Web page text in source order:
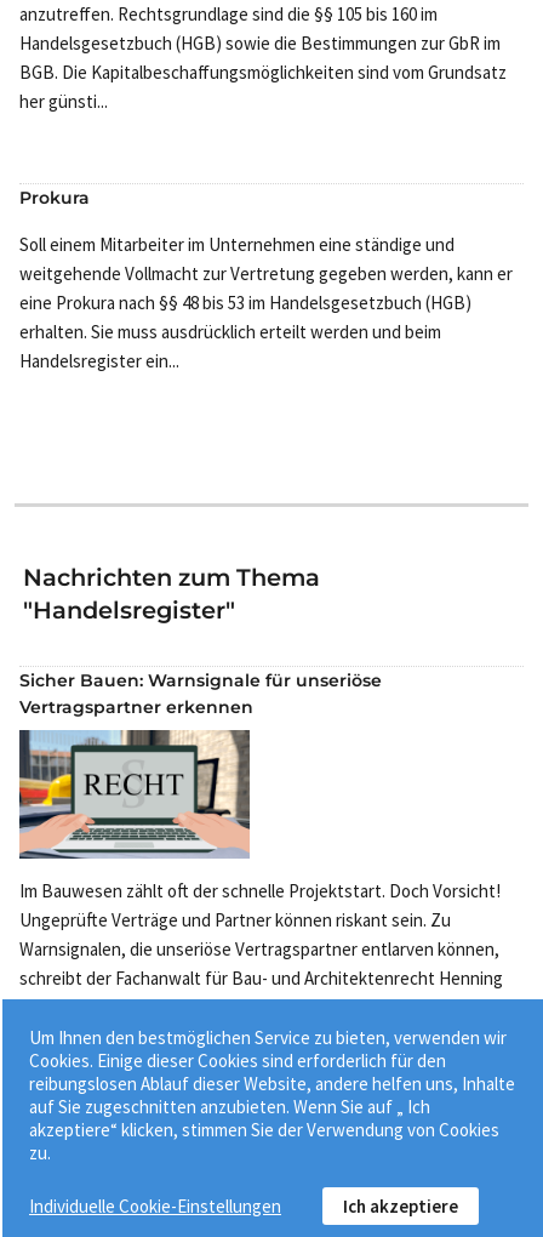
anzutreffen. Rechtsgrundlage sind die §§ 105 bis 160 im
Handelsgesetzbuch (HGB) sowie die Bestimmungen zur GbR im
BGB. Die Kapitalbeschaffungsmöglichkeiten sind vom Grundsatz
her günsti...
Prokura
Soll einem Mitarbeiter im Unternehmen eine ständige und
weitgehende Vollmacht zur Vertretung gegeben werden, kann er
eine Prokura nach §§ 48 bis 53 im Handelsgesetzbuch (HGB)
erhalten. Sie muss ausdrücklich erteilt werden und beim
Handelsregister ein...
Nachrichten zum Thema
"Handelsregister"
Sicher Bauen: Warnsignale für unseriöse
Vertragspartner erkennen
Im Bauwesen zählt oft der schnelle Projektstart. Doch Vorsicht!
Ungeprüfte Verträge und Partner können riskant sein. Zu
Warnsignalen, die unseriöse Vertragspartner entlarven können,
schreibt der Fachanwalt für Bau- und Architektenrecht Henning
Reinol...
08.05.2025
Um Ihnen den bestmöglichen Service zu bieten, verwenden wir
Cookies. Einige dieser Cookies sind erforderlich für den
reibungslosen Ablauf dieser Website, andere helfen uns, Inhalte
auf Sie zugeschnitten anzubieten. Wenn Sie auf „ Ich
akzeptiere“ klicken, stimmen Sie der Verwendung von Cookies
zu.
Individuelle Cookie-Einstellungen Ich akzeptiere